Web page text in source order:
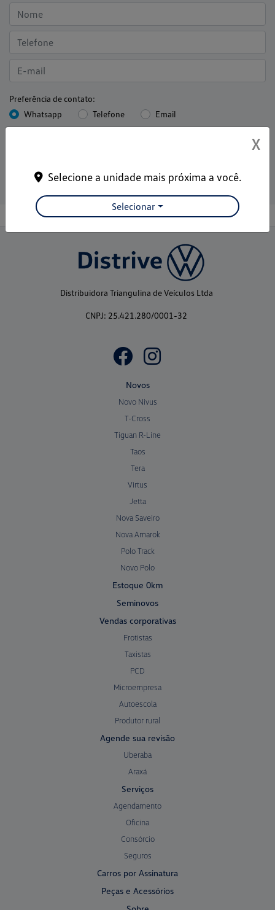
Preferência de contato:
Whatsapp
Telefone Email
Entrar em contato
Distribuidora Triangulina de Veículos Ltda
CNPJ: 25.421.280/0001-32
Novos
Novo Nivus
T-Cross
Tiguan R-Line
Taos
Tera
Virtus
Jetta
Nova Saveiro
Nova Amarok
Polo Track
Novo Polo
Estoque 0km
Seminovos
Vendas corporativas
Frotistas
Taxistas
PCD
Microempresa
Autoescola
Produtor rural
Agende sua revisão
Uberaba
Araxá
Serviços
Agendamento
Oficina
Consórcio
Seguros
Carros por Assinatura
Peças e Acessórios
X
Selecione a unidade mais próxima a você.
Selecionar